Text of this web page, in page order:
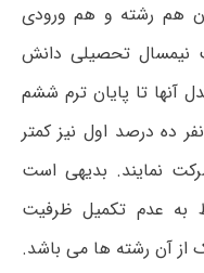
هم رشته و هم ورودی
نیمسال تحصیلی دانش
آنها تا پایان ترم ششم
و از ۹۷/۰ آخرین نفر ده درصد اول نیز کمتر
نمایند. بدیهی است
به عدم تکمیل ظرفیت
آن رشته ها می باشد.